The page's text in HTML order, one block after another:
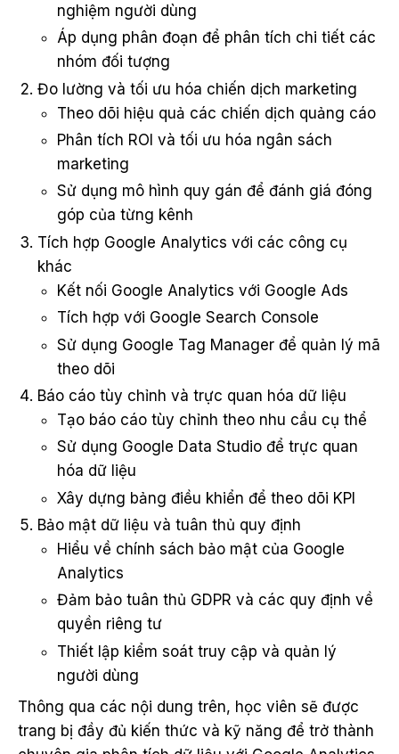
nghiệm người dùng
Áp dụng phân đoạn để phân tích chi tiết các
nhóm đối tượng
Đo lường và tối ưu hóa chiến dịch marketing
Theo dõi hiệu quả các chiến dịch quảng cáo
Phân tích ROI và tối ưu hóa ngân sách
marketing
Sử dụng mô hình quy gán để đánh giá đóng
góp của từng kênh
Tích hợp Google Analytics với các công cụ
khác
Kết nối Google Analytics với Google Ads
Tích hợp với Google Search Console
Sử dụng Google Tag Manager để quản lý mã
theo dõi
Báo cáo tùy chỉnh và trực quan hóa dữ liệu
Tạo báo cáo tùy chỉnh theo nhu cầu cụ thể
Sử dụng Google Data Studio để trực quan
hóa dữ liệu
Xây dựng bảng điều khiển để theo dõi KPI
Bảo mật dữ liệu và tuân thủ quy định
Hiểu về chính sách bảo mật của Google
Analytics
Đảm bảo tuân thủ GDPR và các quy định về
quyền riêng tư
Thiết lập kiểm soát truy cập và quản lý
người dùng
Thông qua các nội dung trên, học viên sẽ được
trang bị đầy đủ kiến thức và kỹ năng để trở thành